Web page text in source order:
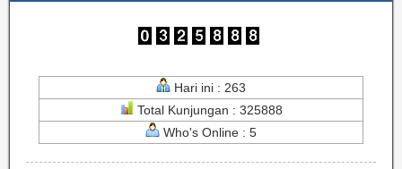
Hari ini : 263
Total Kunjungan : 325888
Who's Online : 5